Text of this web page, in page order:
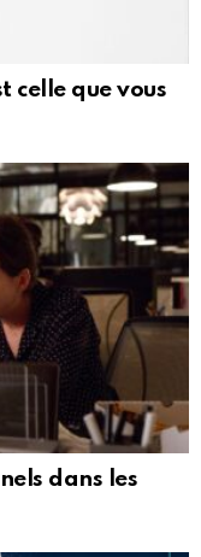
celle que vous
dans les